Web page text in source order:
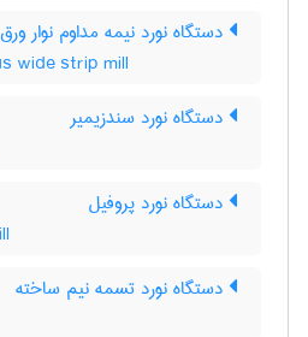
دستگاه نورد نیمه مداوم نوار
wide strip mill
دستگاه نورد سندزیمیر
دستگاه نورد پروفیل
دستگاه نورد تسمه نیم ساخته